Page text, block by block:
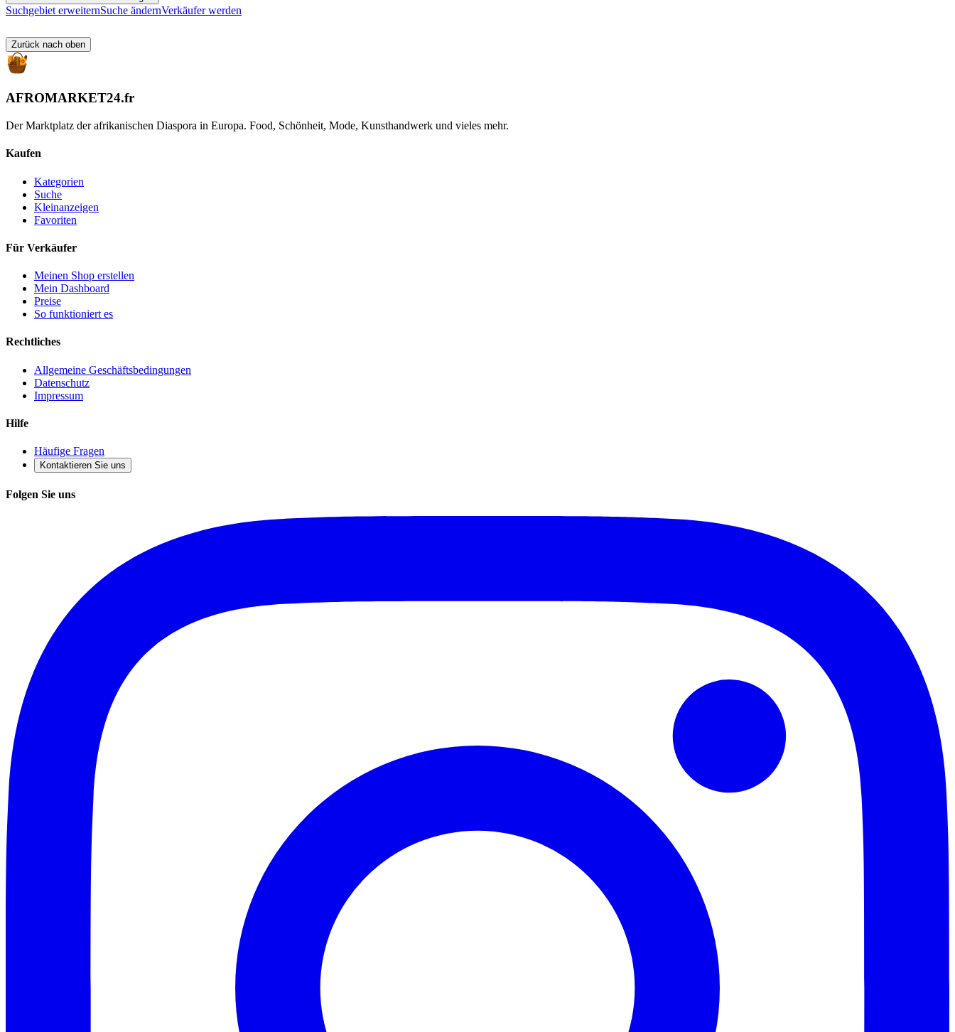
Suchgebiet erweiternSuche ändernVerkäufer werden
Zurück nach oben
AFROMARKET24.fr
Der Marktplatz der afrikanischen Diaspora in Europa. Food, Schönheit, Mode, Kunsthandwerk und vieles mehr.
Kaufen
Kategorien
Suche
Kleinanzeigen
Favoriten
Für Verkäufer
Meinen Shop erstellen
Mein Dashboard
Preise
So funktioniert es
Rechtliches
Allgemeine Geschäftsbedingungen
Datenschutz
Impressum
Hilfe
Häufige Fragen
Kontaktieren Sie uns
Folgen Sie uns